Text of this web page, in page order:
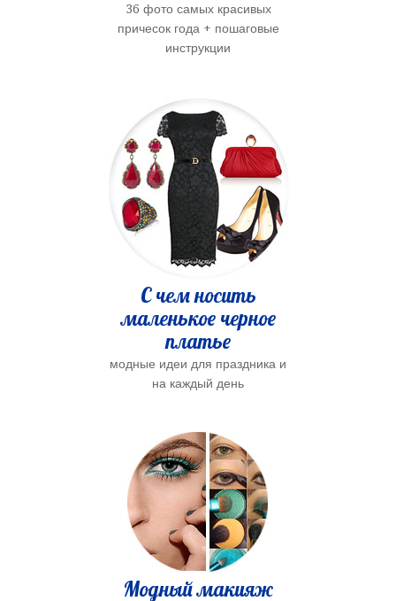
36 фото самых красивых
причесок года + пошаговые
инструкции
С чем носить
маленькое черное
платье
модные идеи для праздника и
на каждый день
Модный макияж